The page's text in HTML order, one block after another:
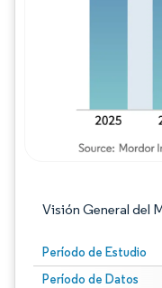
Visión General del
Período de Estudio
Período de Datos